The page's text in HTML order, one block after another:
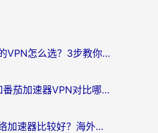
从墨西哥回国内的VPN怎么选？3步教你无缝刷剧、玩国服游戏
ChickCN VPN和番茄加速器VPN对比哪个回国效果更好？海外党亲测后的真实答案
在国外用什么网络加速器比较好？海外党亲测：从痛点到解决方案的全攻略